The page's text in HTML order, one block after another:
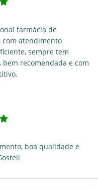
farmácia de
com atendimento
sempre tem
bem recomendada e com
boa qualidade e